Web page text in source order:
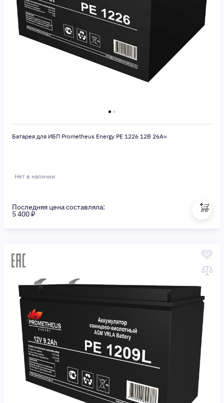
Батарея для ИБП Prometheus Energy PE 1226 12В 26Ач
Нет в наличии
Последняя цена составляла:
5 400 ₽